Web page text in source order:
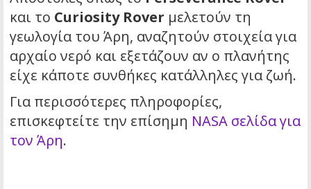
και το Curiosity Rover μελετούν τη
γεωλογία του Άρη, αναζητούν στοιχεία για
αρχαίο νερό και εξετάζουν αν ο πλανήτης
είχε κάποτε συνθήκες κατάλληλες για ζωή.
Για περισσότερες πληροφορίες,
επισκεφτείτε την επίσημη NASA σελίδα για
τον Άρη.